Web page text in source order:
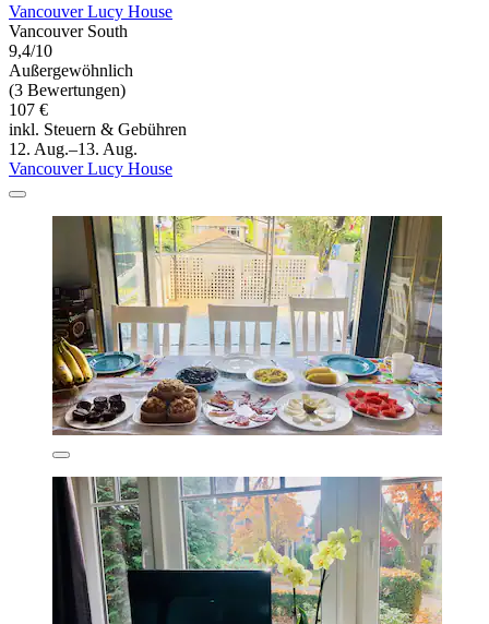
Vancouver Lucy House
Vancouver South
9,4/10
Außergewöhnlich
(3 Bewertungen)
107 €
inkl. Steuern & Gebühren
12. Aug.–13. Aug.
Vancouver Lucy House